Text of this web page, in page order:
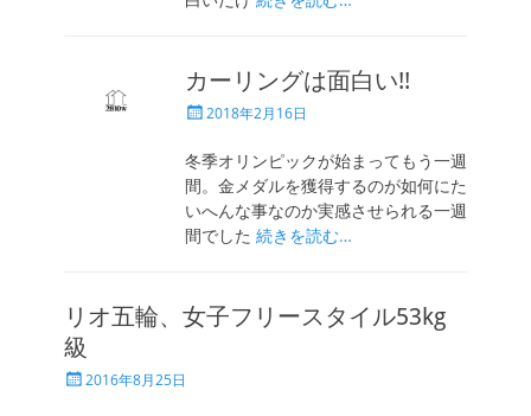
カーリングは面白い!!
投
日
2018年2月16日
冬季オリンピックが始まってもう一週
間。金メダルを獲得するのが如何にた
いへんな事なのか実感させられる一週
間でした 続きを読む…
リオ五輪、女子フリースタイル53kg
級
投 2016年8月25日